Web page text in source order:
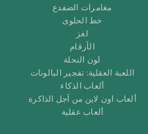
مغامرات الضفدع
خط الحلوى
لغز
الأرقام
لون النحلة
اللعبة العقلية: تفجير البالونات
ألعاب الذكاء
ألعاب اون لاين من آجل الذاكرة
ألعاب عقلية